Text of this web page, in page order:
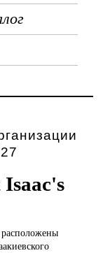
расположены